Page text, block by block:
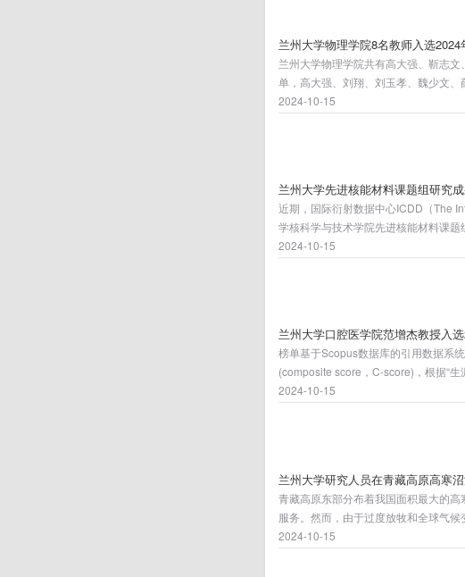
兰州大学物理学院8名教师入选
兰州大学物理学院共有高大强、靳志
单，高大强、刘翔、刘玉孝、魏少文、
2024-10-15
兰州大学先进核能材料课题组研究
近期，国际衍射数据中心ICDD（The
学核科学与技术学院先进核能材料课
成果数据被ICDD收录后的再次收录。
2024-10-15
兰州大学口腔医学院范增杰教授入
榜单基于Scopus数据库的引用数据系
(composite score，C-score)，根据“生
176个细分子领域。榜单提供了面向科
2024-10-15
兰州大学研究人员在青藏高原高寒
青藏高原东部分布着我国面积最大的
服务。然而，由于过度放牧和全球气
注的问题。有研究指出，在外部环境
2024-10-15